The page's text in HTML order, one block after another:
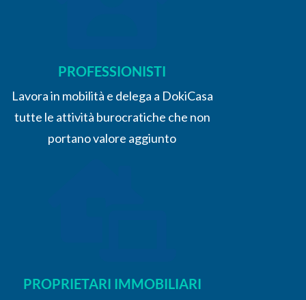
PROFESSIONISTI
Lavora in mobilità e delega a DokiCasa
tutte le attività burocratiche che non
portano valore aggiunto
PROPRIETARI IMMOBILIARI